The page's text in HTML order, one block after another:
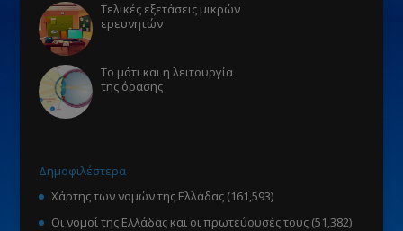
Τελικές εξετάσεις μικρών
ερευνητών
Το μάτι και η λειτουργία
της όρασης
Δημοφιλέστερα
Χάρτης των νομών της Ελλάδας (161,593)
Οι νομοί της Ελλάδας και οι πρωτεύουσές τους (51,382)